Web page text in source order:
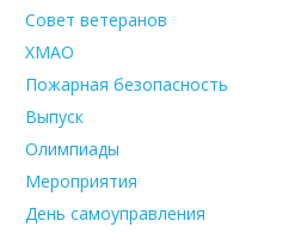
Совет ветеранов
ХМАО
Пожарная безопасность
Выпуск
Олимпиады
Мероприятия
День самоуправления